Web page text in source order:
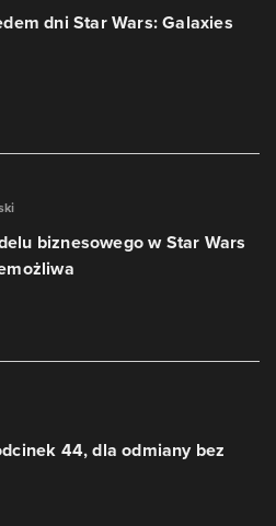
dni Star Wars: Galaxies
biznesowego w Star Wars
44, dla odmiany bez